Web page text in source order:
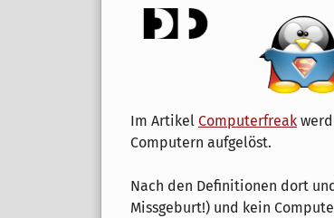
Im Artikel Computerfreak
Computern aufgelöst.
Nach den Definitionen dort
Missgeburt!) und kein